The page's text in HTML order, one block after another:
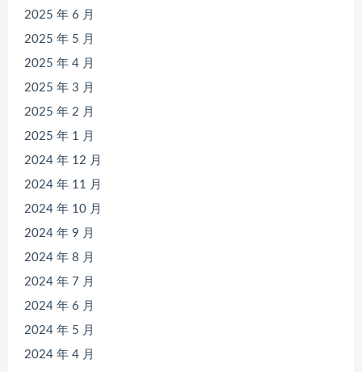
2025 年 6 月
2025 年 5 月
2025 年 4 月
2025 年 3 月
2025 年 2 月
2025 年 1 月
2024 年 12 月
2024 年 11 月
2024 年 10 月
2024 年 9 月
2024 年 8 月
2024 年 7 月
2024 年 6 月
2024 年 5 月
2024 年 4 月